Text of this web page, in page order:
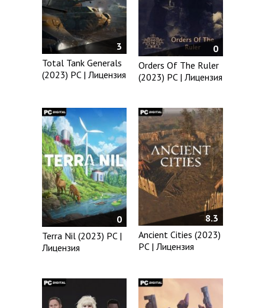
3
Total Tank Generals
(2023) PC | Лицензия
0
Orders Of The Ruler
(2023) PC | Лицензия
0
Terra Nil (2023) PC |
Лицензия
8.3
Ancient Cities (2023)
PC | Лицензия